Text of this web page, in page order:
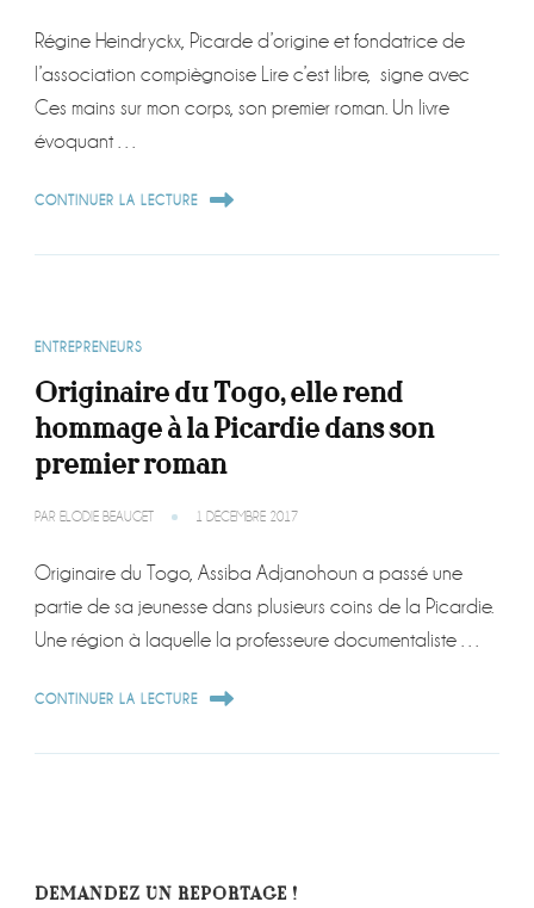
Régine Heindryckx, Picarde d’origine et fondatrice de
l’association compiègnoise Lire c’est libre, signe avec
Ces mains sur mon corps, son premier roman. Un livre
évoquant …
CONTINUER LA LECTURE
ENTREPRENEURS
Originaire du Togo, elle rend
hommage à la Picardie dans son
premier roman
PAR ELODIE BEAUGET 1 DÉCEMBRE 2017
Originaire du Togo, Assiba Adjanohoun a passé une
partie de sa jeunesse dans plusieurs coins de la Picardie.
Une région à laquelle la professeure documentaliste …
CONTINUER LA LECTURE
DEMANDEZ UN REPORTAGE !